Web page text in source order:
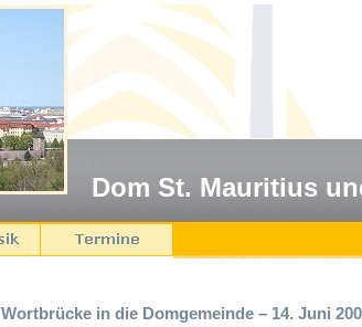
Dom St. Mauritius
Wortbrücke in die Domgemeinde – 14. Juni